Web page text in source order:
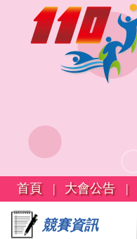
首頁 | 大會公告 |
競賽資訊